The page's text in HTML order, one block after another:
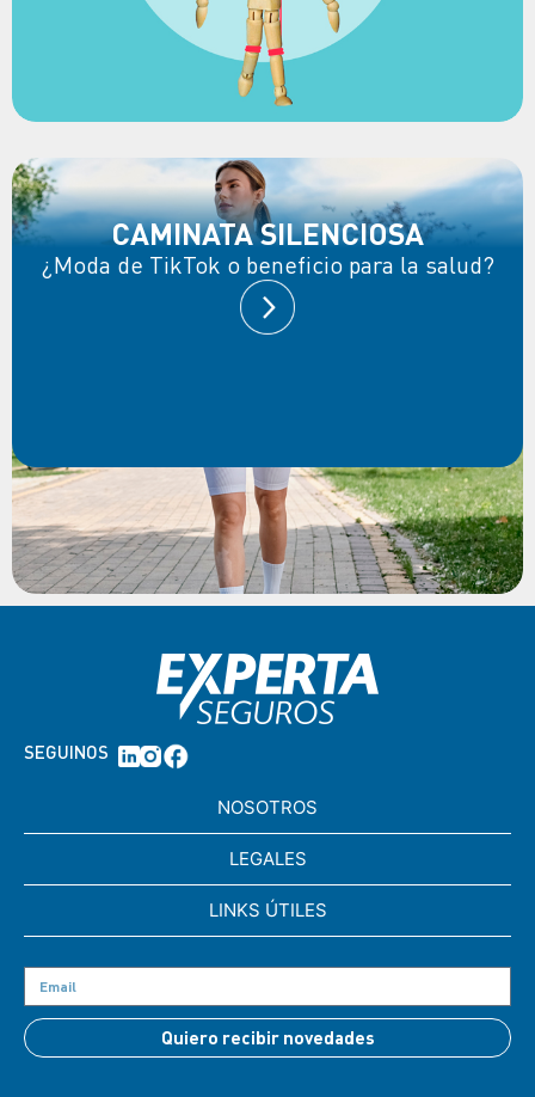
CAMINATA SILENCIOSA
¿Moda de TikTok o beneficio para la salud?
SEGUINOS
NOSOTROS
LEGALES
LINKS ÚTILES
Quiero recibir novedades